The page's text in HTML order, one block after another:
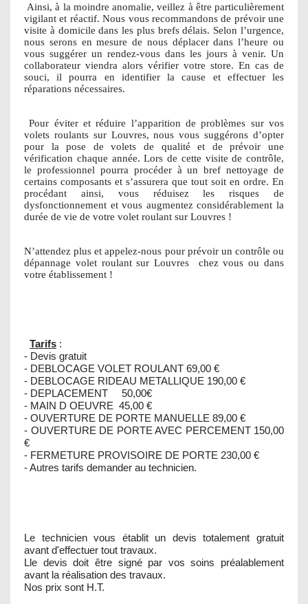
Ainsi, à la moindre anomalie, veillez à être particulièrement
vigilant et réactif. Nous vous recommandons de prévoir une
visite à domicile dans les plus brefs délais. Selon l’urgence,
nous serons en mesure de nous déplacer dans l’heure ou
vous suggérer un rendez-vous dans les jours à venir. Un
collaborateur viendra alors vérifier votre store. En cas de
souci, il pourra en identifier la cause et effectuer les
réparations nécessaires.
Pour éviter et réduire l’apparition de problèmes sur vos
volets roulants sur Louvres, nous vous suggérons d’opter
pour la pose de volets de qualité et de prévoir une
vérification chaque année. Lors de cette visite de contrôle,
le professionnel pourra procéder à un bref nettoyage de
certains composants et s’assurera que tout soit en ordre. En
procédant ainsi, vous réduisez les risques de
dysfonctionnement et vous augmentez considérablement la
durée de vie de votre volet roulant sur Louvres !
N’attendez plus et appelez-nous pour prévoir un contrôle ou
dépannage volet roulant sur Louvres
chez vous ou dans
votre établissement !
Tarifs :
- Devis gratuit
- DEBLOCAGE VOLET ROULANT 69,00 €
- DEBLOCAGE RIDEAU METALLIQUE 190,00 €
- DEPLACEMENT 50,00€
- MAIN D OEUVRE 45,00 €
- OUVERTURE DE PORTE MANUELLE 89,00 €
- OUVERTURE DE PORTE AVEC PERCEMENT 150,00
€
- FERMETURE PROVISOIRE DE PORTE 230,00 €
- Autres tarifs demander au technicien.
Le technicien vous établit un devis totalement gratuit
avant d'effectuer tout travaux.
Lle devis doit être signé par vos soins préalablement
avant la réalisation des travaux.
Nos prix sont H.T.